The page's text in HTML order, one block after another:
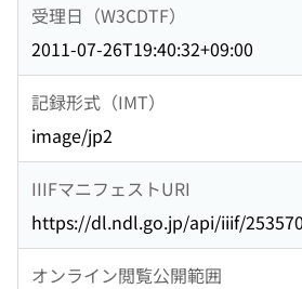
受理日（W3CDTF）
2011-07-26T19:40:32+09:00
記録形式（IMT）
image/jp2
IIIFマニフェストURI
https://dl.ndl.go.jp/api/iiif/
オンライン閲覧公開範囲